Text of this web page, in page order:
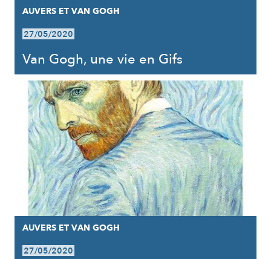
AUVERS ET VAN GOGH
27/05/2020
Van Gogh, une vie en Gifs
AUVERS ET VAN GOGH
27/05/2020